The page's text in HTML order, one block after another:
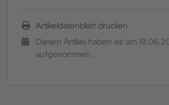
Artikeldatenblatt drucken
Diesen Artikel haben wir am
aufgenommen.